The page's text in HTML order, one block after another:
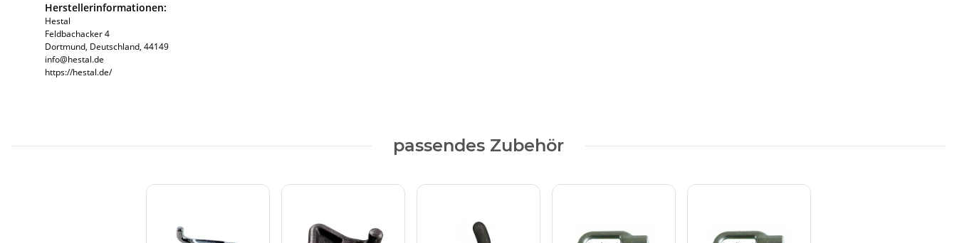
Herstellerinformationen:
Hestal
Feldbachacker 4
Dortmund, Deutschland, 44149
info@hestal.de
https://hestal.de/
passendes Zubehör